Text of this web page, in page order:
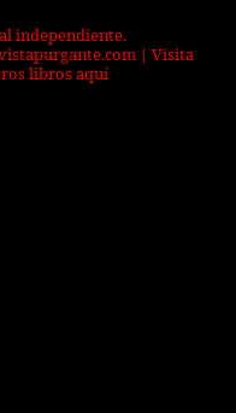
independiente.
| Visita
libros aquí